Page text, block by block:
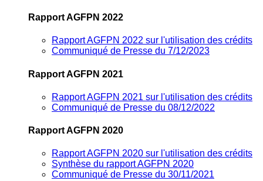
Rapport AGFPN 2022
Rapport AGFPN 2022 sur l'utilisation des crédits
Communiqué de Presse du 7/12/2023
Rapport AGFPN 2021
Rapport AGFPN 2021 sur l'utilisation des crédits
Communiqué de Presse du 08/12/2022
Rapport AGFPN 2020
Rapport AGFPN 2020 sur l'utilisation des crédits
Synthèse du rapport AGFPN 2020
Communiqué de Presse du 30/11/2021